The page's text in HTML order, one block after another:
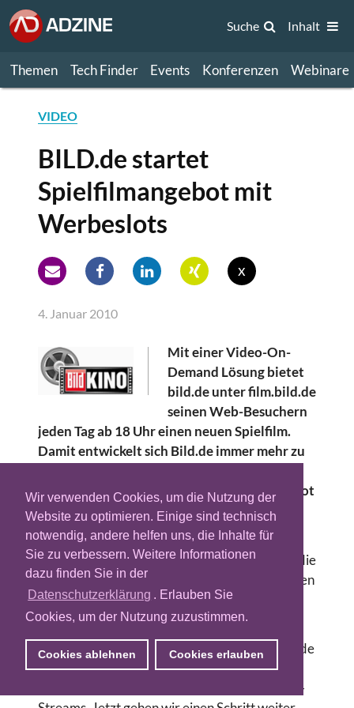
Wir verwenden Cookies, um die Nutzung der
Website zu optimieren. Einige sind technisch
notwendig, andere helfen uns, die Inhalte für
Sie zu verbessern. Weitere Informationen
dazu finden Sie in der
Datenschutzerklärung . Erlauben Sie
Cookies, um der Nutzung zuzustimmen.
Cookies ablehnen Cookies erlauben
Themen Tech Finder Events Konferenzen Webinare
Suche Inhalt
VIDEO
BILD.de startet
Spielfilmangebot mit
Werbeslots
x
4. Januar 2010
Mit einer Video-On-
Demand Lösung bietet
bild.de unter film.bild.de
seinen Web-Besuchern
jeden Tag ab 18 Uhr einen neuen Spielfilm.
Damit entwickelt sich Bild.de immer mehr zu
Werbeunterbrechungen ist das neue Angebot
für die Nutzer völlig kostenlos.
Der Dienst erfordert weder Anmeldung noch
Download noch vorherige Installation. Durch die
Einbindung von kurzen Werbeunterbrechungen
kann BILD.de die Filme den Nutzern kostenlos
zur Verfügung stellen.
„Bewegtbild gehört mittlerweile fest zu BILD.de
. Wir bieten zahlreiche selbst produzierte
Videos und neuerdings auch immer mehr Live-